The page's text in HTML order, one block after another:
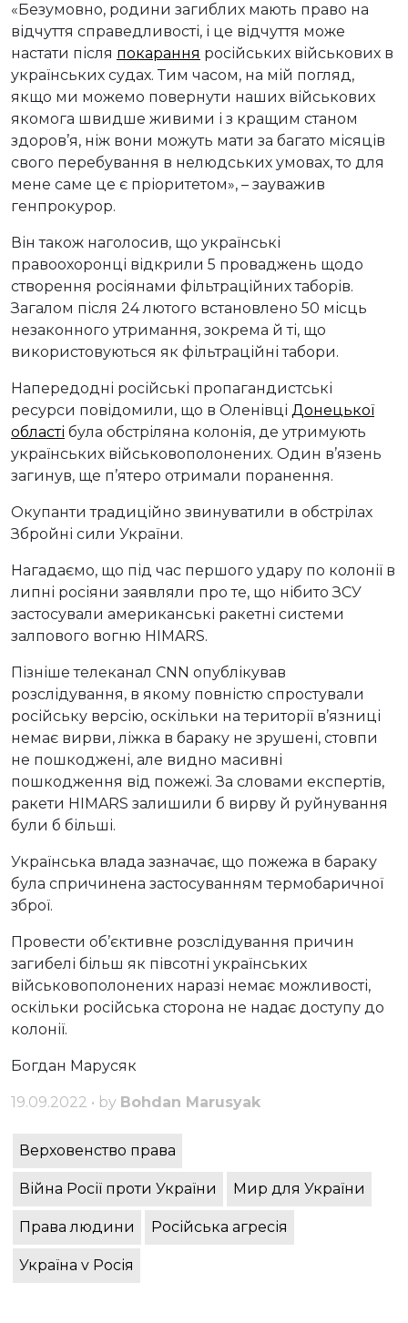
«Безумовно, родини загиблих мають право на
відчуття справедливості, і це відчуття може
настати після покарання російських військових в
українських судах. Тим часом, на мій погляд,
якщо ми можемо повернути наших військових
якомога швидше живими і з кращим станом
здоров’я, ніж вони можуть мати за багато місяців
свого перебування в нелюдських умовах, то для
мене саме це є пріоритетом», – зауважив
генпрокурор.
Він також наголосив, що українські
правоохоронці відкрили 5 проваджень щодо
створення росіянами фільтраційних таборів.
Загалом після 24 лютого встановлено 50 місць
незаконного утримання, зокрема й ті, що
використовуються як фільтраційні табори.
Напередодні російські пропагандистські
ресурси повідомили, що в Оленівці Донецької
області була обстріляна колонія, де утримують
українських військовополонених. Один в’язень
загинув, ще п’ятеро отримали поранення.
Окупанти традиційно звинуватили в обстрілах
Збройні сили України.
Нагадаємо, що під час першого удару по колонії в
липні росіяни заявляли про те, що нібито ЗСУ
застосували американські ракетні системи
залпового вогню HIMARS.
Пізніше телеканал CNN опублікував
розслідування, в якому повністю спростували
російську версію, оскільки на території в’язниці
немає вирви, ліжка в бараку не зрушені, стовпи
не пошкоджені, але видно масивні
пошкодження від пожежі. За словами експертів,
ракети HIMARS залишили б вирву й руйнування
були б більші.
Українська влада зазначає, що пожежа в бараку
була спричинена застосуванням термобаричної
зброї.
Провести об’єктивне розслідування причин
загибелі більш як півсотні українських
військовополонених наразі немає можливості,
оскільки російська сторона не надає доступу до
колонії.
Богдан Марусяк
19.09.2022 • by Bohdan Marusyak
Верховенство права
Війна Росії проти України Мир для України
Права людини Російська агресія
Україна v Росія